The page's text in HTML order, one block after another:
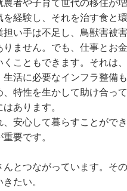
者や子育て世代の移住が
経験し、それを治す食と
い手は不足し、鳥獣害被
ません。でも、仕事とお
こともできます。それは
活に必要なインフラ整備
特性を生かして助け合っ
あります。
安心して暮らすことがで
要です。
とつながっています。そ
たい。